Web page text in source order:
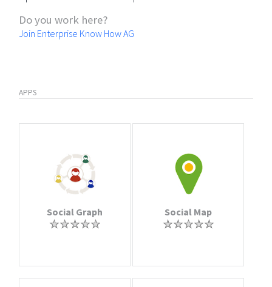
Do you work here?
Join Enterprise Know How AG
APPS
Social Graph Social Map